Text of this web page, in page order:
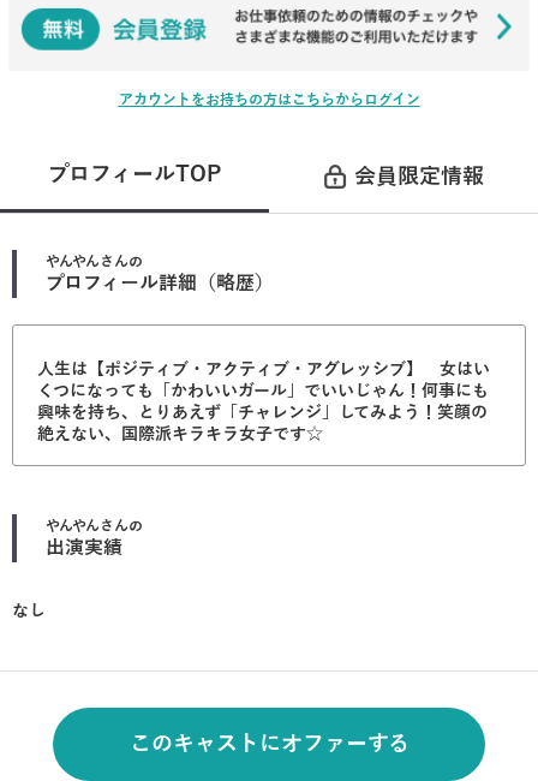
アカウントをお持ちの方はこちらからログイン
プロフィールTOP 会員限定情報
やんやん さんの
プロフィール詳細（略歴）
人生は【ポジティブ・アクティブ・アグレッシブ】 女はい
くつになっても「かわいいガール」でいいじゃん！何事にも
興味を持ち、とりあえず「チャレンジ」してみよう！笑顔の
絶えない、国際派キラキラ女子です☆
やんやん さんの
出演実績
なし
このキャストにオファーする